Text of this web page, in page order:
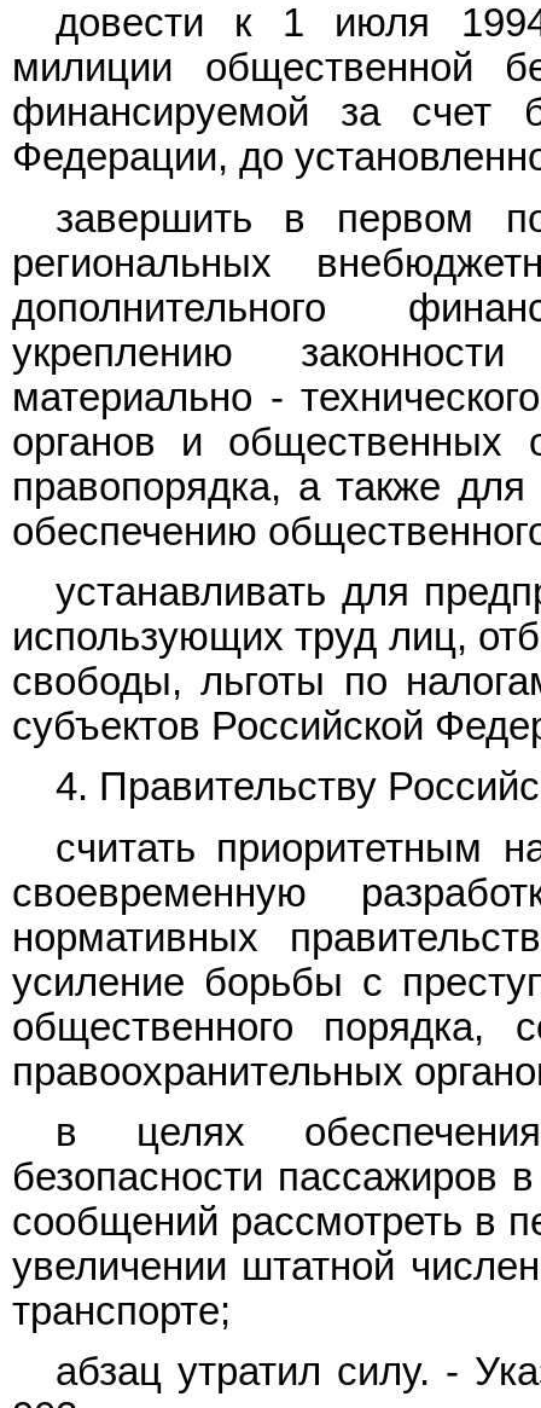
довести к 1 июля 1994
милиции общественной
финансируемой за счет
Федерации, до
завершить в первом
региональных
дополнительного
укреплению
материально -
органов и общественных
правопорядка, а также
обеспечению
устанавливать для
использующих труд лиц,
свободы, льготы по
субъектов Российской
4. Правительству
считать приоритетным
своевременную
нормативных
усиление борьбы с
общественного порядка,
правоохранительных
в целях
безопасности пассажиров
сообщений рассмотреть в
увеличении штатной
транспорте;
абзац утратил силу. -